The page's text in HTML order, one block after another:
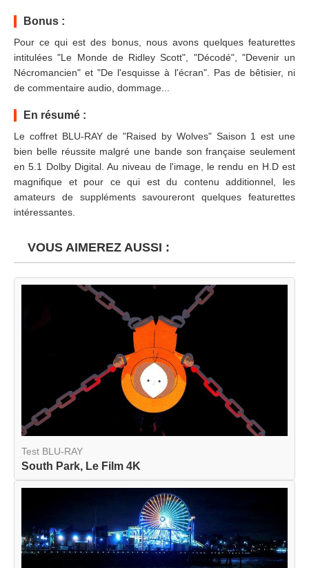
Bonus :
Pour ce qui est des bonus, nous avons quelques featurettes
intitulées "Le Monde de Ridley Scott", "Décodé", "Devenir un
Nécromancien" et "De l'esquisse à l'écran". Pas de bêtisier, ni
de commentaire audio, dommage...
En résumé :
Le coffret BLU-RAY de "Raised by Wolves" Saison 1 est une
bien belle réussite malgré une bande son française seulement
en 5.1 Dolby Digital. Au niveau de l'image, le rendu en H.D est
magnifique et pour ce qui est du contenu additionnel, les
amateurs de suppléments savoureront quelques featurettes
intéressantes.
VOUS AIMEREZ AUSSI :
Test BLU-RAY
South Park, Le Film 4K